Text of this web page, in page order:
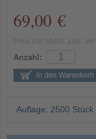
69,00 €
Anzahl:
Auflage: 2500 Stück